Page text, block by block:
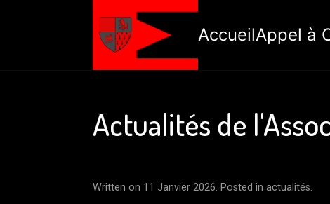
AccueilAppel à
Actualités de
Written on 11 Janvier 2026. Posted in actualités.